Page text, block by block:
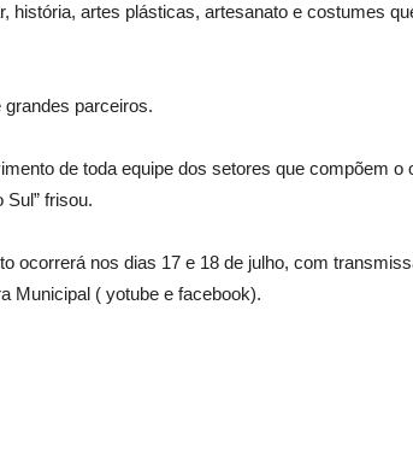
artes plásticas, artesanato e costumes
parceiros.
de toda equipe dos setores que compõem o
frisou.
ocorrerá nos dias 17 e 18 de julho, com
Municipal ( yotube e facebook).